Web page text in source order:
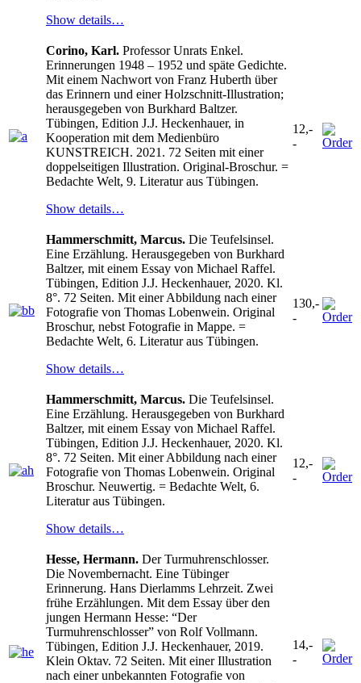
Show details…
Corino, Karl. Professor Unrats Enkel.
Erinnerungen 1948 – 1952 und späte Gedichte.
Mit einem Nachwort von Franz Huberth über
das Erinnern und einer Holzschnitt-Illustration;
herausgegeben von Burkhard Baltzer.
Tübingen, Edition J.J. Heckenhauer, in
Kooperation mit dem Medienbüro
KUNSTREICH. 2021. 72 Seiten mit einer
doppelseitigen Illustration. Original-Broschur. =
Bedachte Welt, 9. Literatur aus Tübingen.
Show details…
12,-
-
Hammerschmitt, Marcus. Die Teufelsinsel.
Eine Erzählung. Herausgegeben von Burkhard
Baltzer, mit einem Essay von Michael Raffel.
Tübingen, Edition J.J. Heckenhauer, 2020. Kl.
8°. 72 Seiten. Mit einer Abbildung nach einer
Fotografie von Thomas Lobenwein. Original
Broschur, nebst Fotografie in Mappe. =
Bedachte Welt, 6. Literatur aus Tübingen.
Show details…
130,-
-
Hammerschmitt, Marcus. Die Teufelsinsel.
Eine Erzählung. Herausgegeben von Burkhard
Baltzer, mit einem Essay von Michael Raffel.
Tübingen, Edition J.J. Heckenhauer, 2020. Kl.
8°. 72 Seiten. Mit einer Abbildung nach einer
Fotografie von Thomas Lobenwein. Original
Broschur. Neuwertig. = Bedachte Welt, 6.
Literatur aus Tübingen.
Show details…
12,-
-
Hesse, Hermann. Der Turmuhrenschlosser.
Die Novembernacht. Eine Tübinger
Erinnerung. Hans Dierlamms Lehrzeit. Zwei
frühe Erzählungen. Mit dem Essay über den
jungen Hermann Hesse: “Der
Turmuhrenschlosser” von Rolf Vollmann.
Tübingen, Edition J.J. Heckenhauer, 2019.
Klein Oktav. 72 Seiten. Mit einer Illustration
nach einer unbekannten Fotografie von
14,-
-